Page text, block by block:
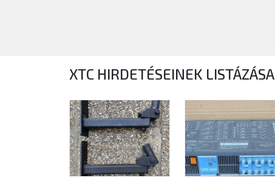
XTC HIRDETÉSEINEK LISTÁZÁSA